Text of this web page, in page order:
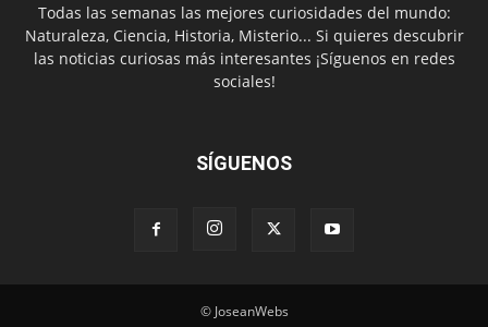
Todas las semanas las mejores curiosidades del mundo:
Naturaleza, Ciencia, Historia, Misterio... Si quieres descubrir
las noticias curiosas más interesantes ¡Síguenos en redes
sociales!
SÍGUENOS
© JoseanWebs